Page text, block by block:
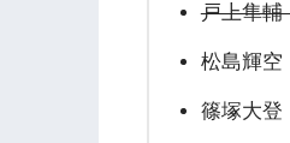
戸上隼輔
松島輝空
篠塚大登